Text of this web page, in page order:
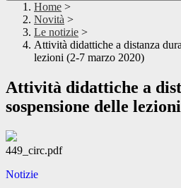
Home >
Novità >
Le notizie >
Attività didattiche a distanza
lezioni (2-7 marzo 2020)
Attività didattiche a
sospensione delle
449_circ.pdf
Notizie